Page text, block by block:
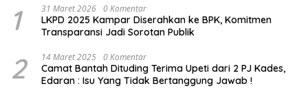
1 31 Maret 2026 0 Komentar
LKPD 2025 Kampar Diserahkan ke BPK, Komitmen
Transparansi Jadi Sorotan Publik
2 14 Maret 2025 0 Komentar
Camat Bantah Dituding Terima Upeti dari 2 PJ Kades,
Edaran : Isu Yang Tidak Bertanggung Jawab !